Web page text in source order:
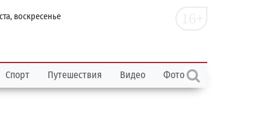
воскресенье
Спорт Путешествия Видео Фото